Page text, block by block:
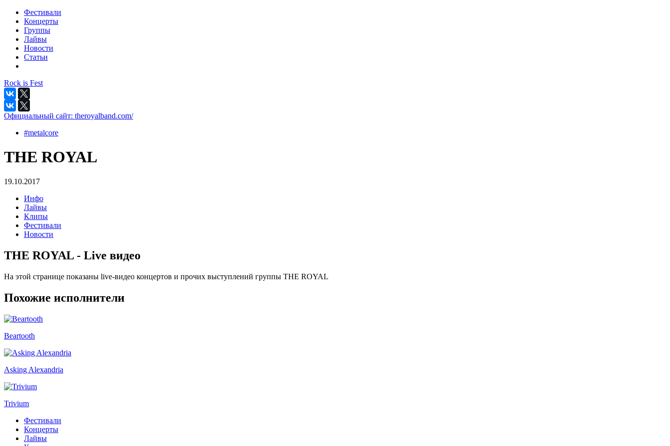
Фестивали
Концерты
Группы
Лайвы
Новости
Статьи
Rock is Fest
Официальный сайт: theroyalband.com/
#metalcore
THE ROYAL
19.10.2017
Инфо
Лайвы
Клипы
Фестивали
Новости
THE ROYAL - Live видео
На этой странице показаны live-видео концертов и прочих выступлений группы THE ROYAL
Похожие исполнители
Beartooth
Asking Alexandria
Trivium
Фестивали
Концерты
Лайвы